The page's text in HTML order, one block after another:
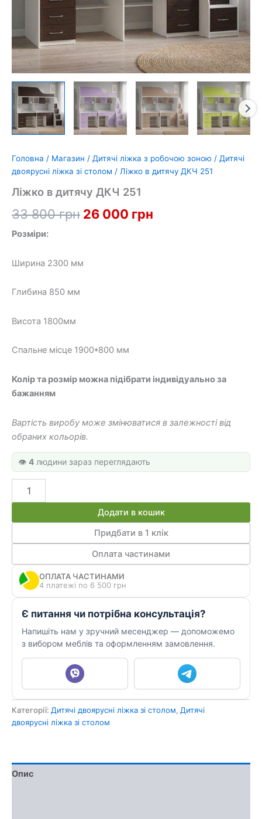
Головна / Магазин / Дитячі ліжка з робочою зоною / Дитячі
двоярусні ліжка зі столом / Ліжко в дитячу ДКЧ 251
Ліжко в дитячу ДКЧ 251
33 800грн Оригінальна
26 000 грн
Розміри:
Ширина 2300 мм
Глибина 850 мм
Висота 1800мм
Спальне місце 1900*800 мм
Колір та розмір можна підібрати індивідуально за
бажанням
Вартість виробу може змінюватися в залежності від
обраних кольорів.
👁️ 4 людини зараз переглядають
ДКЧ
кількість
Додати в кошик
Придбати в 1 клік
Оплата частинами
ОПЛАТА ЧАСТИНАМИ
4 платежі по 6 500 грн
Є питання чи потрібна консультація?
Напишіть нам у зручний месенджер — допоможемо
з вибором меблів та оформленням замовлення.
Категорії: Дитячі двоярусні ліжка зі столом, Дитячі
двоярусні ліжка зі столом
Опис